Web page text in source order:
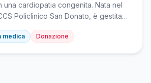
una cardiopatia congenita. Nata nel
Policlinico San Donato, è gestita
È membro di Alleanza Malattie
medica Donazione